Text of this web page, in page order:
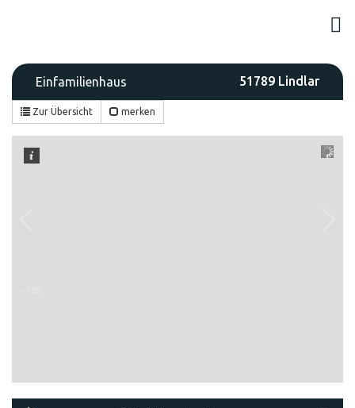
Einfamilienhaus 51789 Lindlar
Zur Übersicht merken